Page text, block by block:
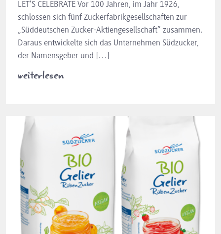
LET’S CELEBRATE Vor 100 Jahren, im Jahr 1926,
schlossen sich fünf Zuckerfabrikgesellschaften zur
„Süddeutschen Zucker-Aktiengesellschaft“ zusammen.
Daraus entwickelte sich das Unternehmen Südzucker,
der Namensgeber und […]
weiterlesen